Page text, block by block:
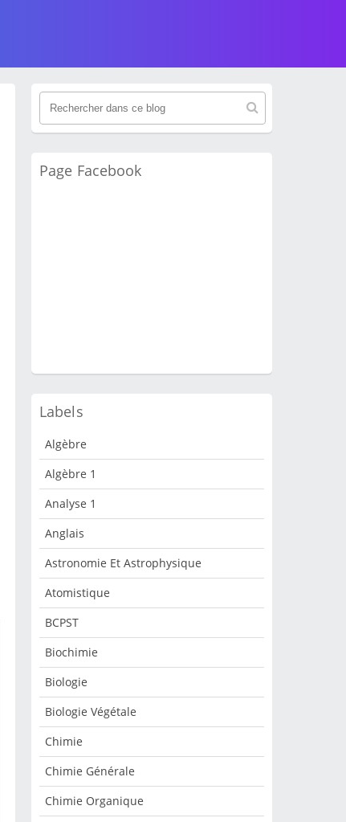
Page Facebook
Labels
Algèbre
Algèbre 1
Analyse 1
Anglais
Astronomie Et Astrophysique
Atomistique
BCPST
Biochimie
Biologie
Biologie Végétale
Chimie
Chimie Générale
Chimie Organique